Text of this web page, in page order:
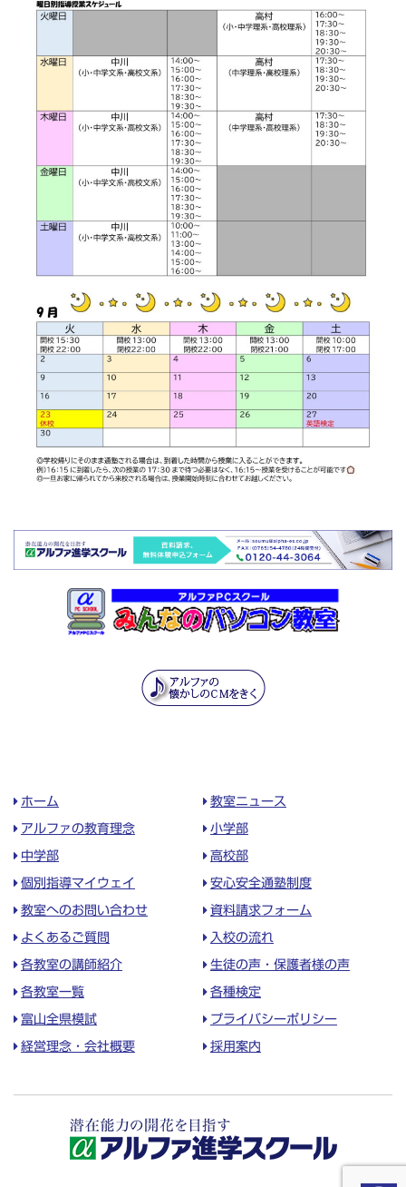
ホーム 教室ニュース
アルファの教育理念 小学部
中学部 高校部
個別指導マイウェイ 安心安全通塾制度
教室へのお問い合わせ 資料請求フォーム
よくあるご質問 入校の流れ
各教室の講師紹介 生徒の声・保護者様の声
各教室一覧 各種検定
富山全県模試 プライバシーポリシー
経営理念・会社概要 採用案内